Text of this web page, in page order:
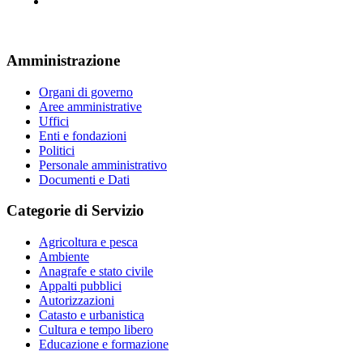
Amministrazione
Organi di governo
Aree amministrative
Uffici
Enti e fondazioni
Politici
Personale amministrativo
Documenti e Dati
Categorie di Servizio
Agricoltura e pesca
Ambiente
Anagrafe e stato civile
Appalti pubblici
Autorizzazioni
Catasto e urbanistica
Cultura e tempo libero
Educazione e formazione